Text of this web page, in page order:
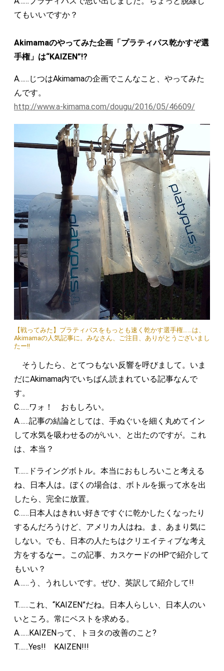
てもいいですか？
Akimamaのやってみた企画「プラティパス乾かすぞ選
手権」は“KAIZEN”!?
A……じつはAkimamaの企画でこんなこと、やってみた
んです。
http://www.a-kimama.com/dougu/2016/05/46609/
【戦ってみた】プラティパスをもっとも速く乾かす選手権……は、
Akimamaの人気記事に。みなさん、ご注目、ありがとうございまし
たー!!
そうしたら、とてつもない反響を呼びまして。いま
だにAkimama内でいちばん読まれている記事なんで
す。
C……ワォ！ おもしろい。
A……記事の結論としては、手ぬぐいを細く丸めてイン
して水気を吸わせるのがいい、と出たのですが。これ
は、本当？
T……ドライングボトル。本当におもしろいこと考える
ね、日本人は。ぼくの場合は、ボトルを振って水を出
したら、完全に放置。
C……日本人はきれい好きですぐに乾かしたくなったり
するんだろうけど、アメリカ人はね。ま、あまり気に
しない。でも、日本の人たちはクリエイティブな考え
方をするなー。この記事、カスケードのHPで紹介して
もいい？
A……う、うれしいです。ぜひ、英訳して紹介して!!
T……これ、“KAIZEN”だね。日本人らしい、日本人のい
いところ。常にベストを求める。
A……KAIZENって、トヨタの改善のこと?
T……Yes!! KAIZEN!!!